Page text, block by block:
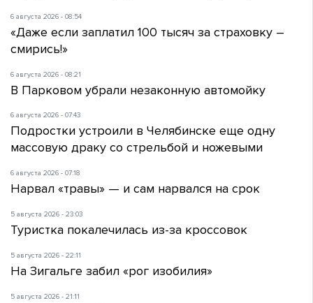
6 августа 2026 - 08:54
«Даже если заплатил 100 тысяч за страховку –
смирись!»
6 августа 2026 - 08:21
В Парковом убрали незаконную автомойку
6 августа 2026 - 07:43
Подростки устроили в Челябинске еще одну
массовую драку со стрельбой и ножевыми
6 августа 2026 - 07:18
Нарвал «травы» — и сам нарвался на срок
5 августа 2026 - 23:03
Туристка покалечилась из-за кроссовок
5 августа 2026 - 22:11
На Зигальге забил «рог изобилия»
5 августа 2026 - 21:11